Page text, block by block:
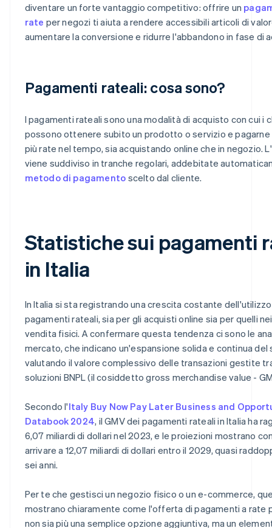
diventare un forte vantaggio competitivo: offrire un
rate per negozi ti aiuta a rendere accessibili articoli di
aumentare la conversione e ridurre l'abbandono in fase di
Pagamenti rateali: cosa sono?
I pagamenti rateali sono una modalità di acquisto con cui i
possono ottenere subito un prodotto o servizio e pagarne
più rate nel tempo, sia acquistando online che in negozio.
viene suddiviso in tranche regolari, addebitate
metodo di pagamento scelto dal cliente.
Statistiche sui pagamenti
in Italia
In Italia si sta registrando una crescita costante
pagamenti rateali, sia per gli acquisti online sia per quelli
vendita fisici. A confermare questa tendenza ci sono le
mercato, che indicano un'espansione solida e continua
valutando il valore complessivo delle transazioni gestite
soluzioni BNPL (il cosiddetto gross merchandise value -
Secondo l'Italy Buy Now Pay Later Business and
Databook 2024, il GMV dei pagamenti rateali in Italia ha
6,07 miliardi di dollari nel 2023, e le proiezioni mostrano
arrivare a 12,07 miliardi di dollari entro il 2029, quasi
sei anni.
Per te che gestisci un negozio fisico o un e-commerce,
mostrano chiaramente come l'offerta di pagamenti a rate
non sia più una semplice opzione aggiuntiva, ma un